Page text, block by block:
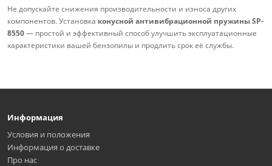
Не допускайте снижения производительности и износа других
компонентов. Установка конусной антивибрационной пружины SP-
8550— простой и эффективный способ улучшить эксплуатационные
характеристики вашей бензопилы и продлить срок её службы.
Информация
Условия и положения
Информация о доставке
Про нас